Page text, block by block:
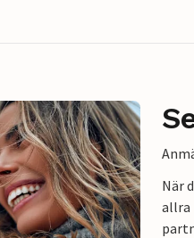
När
allra